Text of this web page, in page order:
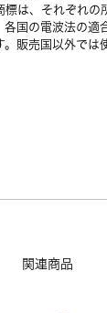
標は、それぞれの
国の電波法の適
販売国以外では
関連商品